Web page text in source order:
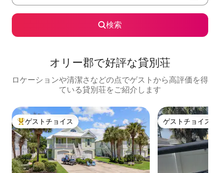
検索
オリー郡で好評な貸別荘
ロケーションや清潔さなどの点でゲストから高評価を得
ている貸別荘をご紹介します
大好評のゲストチョイスです。
ゲストチョイス ゲストチョイス
ゲストチョイス